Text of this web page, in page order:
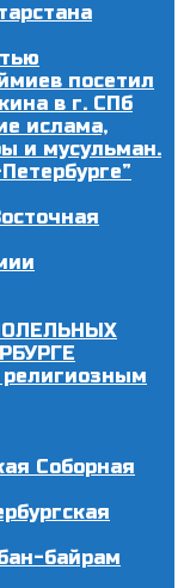
посетил
в г. СПб
ислама,
и мусульман.
Соборная
байрам